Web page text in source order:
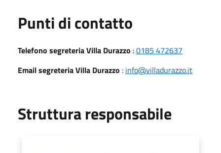
Punti di contatto
Telefono segreteria Villa Durazzo :0185 472637
Email segreteria Villa Durazzo : info@villadurazzo.it
Struttura responsabile